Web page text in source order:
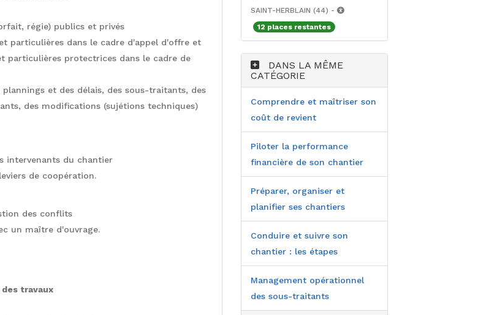
régie) publics et privés
particulières dans le cadre d'appel d'offre et
particulières protectrices dans le cadre de
et des délais, des sous-traitants, des
des modifications (sujétions techniques)
intervenants du chantier
de coopération.
des conflits
un maître d'ouvrage.
travaux
SAINT-HERBLAIN (44) -
12 places restantes
DANS LA MÊME
CATÉGORIE
Comprendre et maîtriser son
coût de revient
Piloter la performance
financière de son chantier
Préparer, organiser et
planifier ses chantiers
Conduire et suivre son
chantier : les étapes
Management opérationnel
des sous-traitants